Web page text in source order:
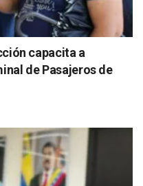
capacita a
de Pasajeros de